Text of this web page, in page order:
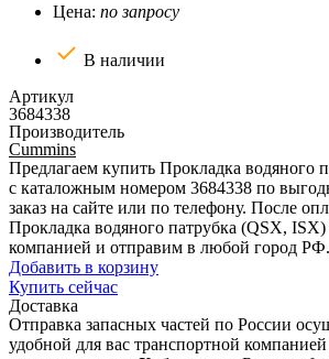
Цена: по запросу
В наличии
Артикул
3684338
Производитель
Cummins
Предлагаем купить Прокладка водяного
с каталожным номером 3684338 по
заказ на сайте или по телефону. После
Прокладка водяного патрубка (QSX, ISX)
компанией и отправим в любой город РФ.
Добавить в корзину
Купить сейчас
Доставка
Отправка запасных частей по России
удобной для вас транспортной компанией